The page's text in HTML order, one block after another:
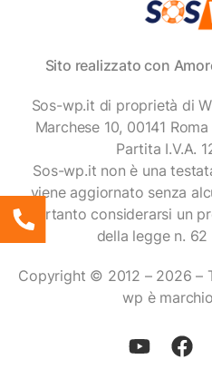
Sito realizzato con
Sos-wp.it di proprietà di
Marchese 10, 00141
Partita I.V.A.
Sos-wp.it non è una
viene aggiornato senza
pertanto considerarsi un
della legge n. 62
Copyright © 2012 – 2026 –
wp è